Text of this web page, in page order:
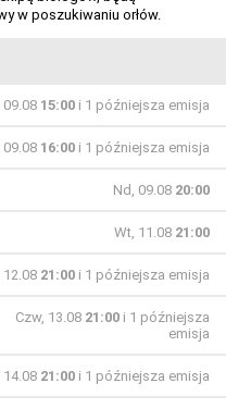
w poszukiwaniu orłów.
09.08 15:00 i 1 późniejsza emisja
09.08 16:00 i 1 późniejsza emisja
Nd, 09.08 20:00
Wt, 11.08 21:00
12.08 21:00 i 1 późniejsza emisja
Czw, 13.08 21:00 i 1 późniejsza
emisja
14.08 21:00 i 1 późniejsza emisja